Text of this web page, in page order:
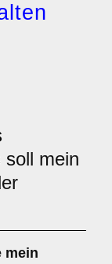
soll mein
mein